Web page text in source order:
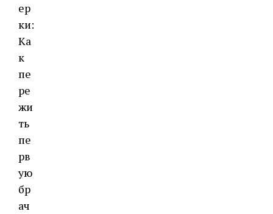
ер
ки:
Ка
к
пе
ре
жи
ть
пе
рв
ую
бр
ач